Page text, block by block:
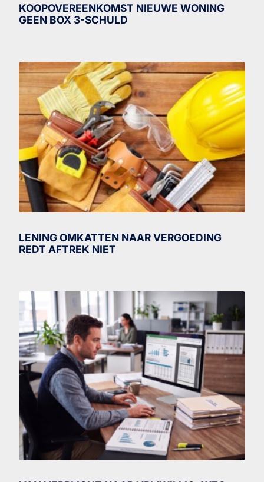
KOOPOVEREENKOMST NIEUWE WONING
GEEN BOX 3-SCHULD
LENING OMKATTEN NAAR VERGOEDING
REDT AFTREK NIET